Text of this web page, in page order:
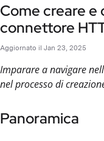
Come creare
connettore
Aggiornato il Jan 23, 2025
Imparare a navigare
nel processo di
Panoramica